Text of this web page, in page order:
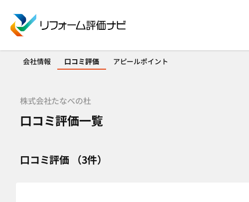
会社情報 口コミ評価 アピールポイント
株式会社たなべの杜
口コミ評価一覧
口コミ評価 （3件）